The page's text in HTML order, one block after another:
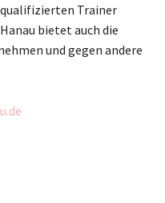
Trainer
bietet auch die
und gegen andere